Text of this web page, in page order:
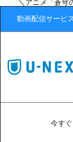
＼アニメ「蒼穹
動画配信サービス
今す